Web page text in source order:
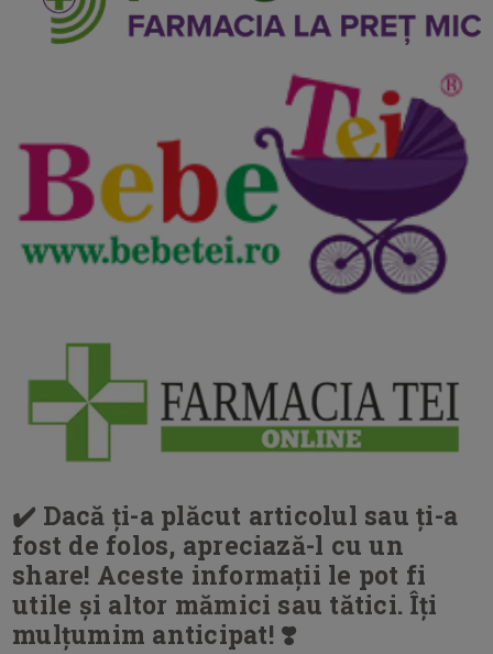
✔️ Dacă ți-a plăcut articolul sau ți-a
fost de folos, apreciază-l cu un
share! Aceste informații le pot fi
utile și altor mămici sau tătici. Îți
mulțumim anticipat! ❣️